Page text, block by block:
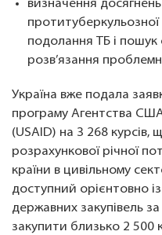
визначення
подолання ТБ і пошук
розв’язання
Україна вже подала
програму Агентства
(USAID) на 3 268 курсів,
розрахункової річної
країни в цивільному
доступний орієнтовно
державних закупівель
закупити близько 2 500